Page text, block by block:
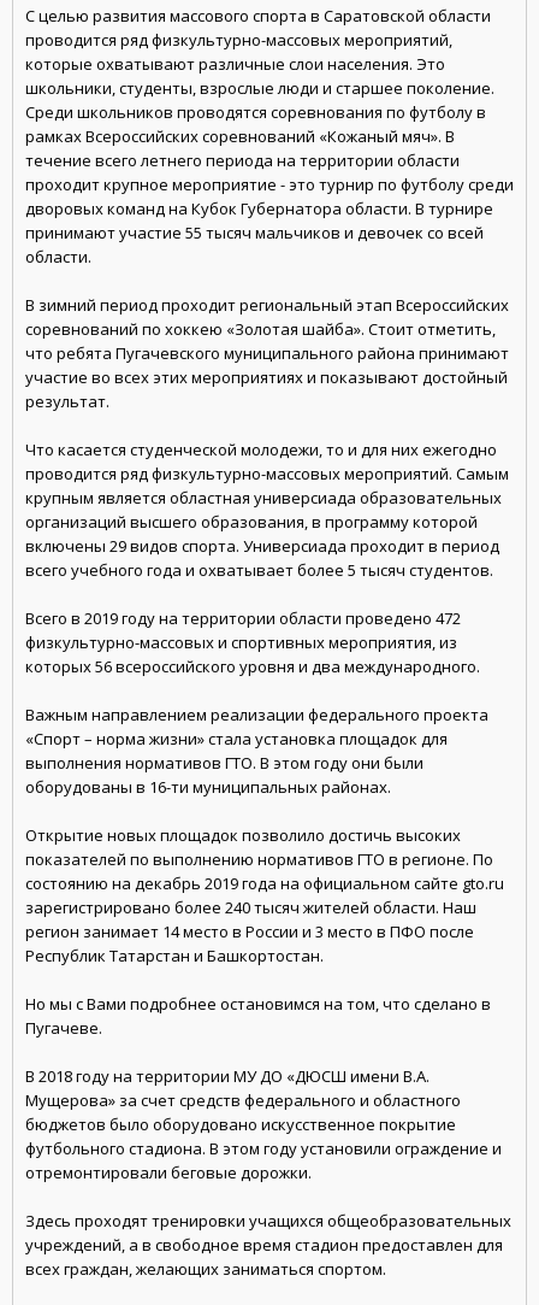
С целью развития массового спорта в Саратовской области
проводится ряд физкультурно-массовых мероприятий,
которые охватывают различные слои населения. Это
школьники, студенты, взрослые люди и старшее поколение.
Среди школьников проводятся соревнования по футболу в
рамках Всероссийских соревнований «Кожаный мяч». В
течение всего летнего периода на территории области
проходит крупное мероприятие - это турнир по футболу среди
дворовых команд на Кубок Губернатора области. В турнире
принимают участие 55 тысяч мальчиков и девочек со всей
области.
В зимний период проходит региональный этап Всероссийских
соревнований по хоккею «Золотая шайба». Стоит отметить,
что ребята Пугачевского муниципального района принимают
участие во всех этих мероприятиях и показывают достойный
результат.
Что касается студенческой молодежи, то и для них ежегодно
проводится ряд физкультурно-массовых мероприятий. Самым
крупным является областная универсиада образовательных
организаций высшего образования, в программу которой
включены 29 видов спорта. Универсиада проходит в период
всего учебного года и охватывает более 5 тысяч студентов.
Всего в 2019 году на территории области проведено 472
физкультурно-массовых и спортивных мероприятия, из
которых 56 всероссийского уровня и два международного.
Важным направлением реализации федерального проекта
«Спорт – норма жизни» стала установка площадок для
выполнения нормативов ГТО. В этом году они были
оборудованы в 16-ти муниципальных районах.
Открытие новых площадок позволило достичь высоких
показателей по выполнению нормативов ГТО в регионе. По
состоянию на декабрь 2019 года на официальном сайте gto.ru
зарегистрировано более 240 тысяч жителей области. Наш
регион занимает 14 место в России и 3 место в ПФО после
Республик Татарстан и Башкортостан.
Но мы с Вами подробнее остановимся на том, что сделано в
Пугачеве.
В 2018 году на территории МУ ДО «ДЮСШ имени В.А.
Мущерова» за счет средств федерального и областного
бюджетов было оборудовано искусственное покрытие
футбольного стадиона. В этом году установили ограждение и
отремонтировали беговые дорожки.
Здесь проходят тренировки учащихся общеобразовательных
учреждений, а в свободное время стадион предоставлен для
всех граждан, желающих заниматься спортом.